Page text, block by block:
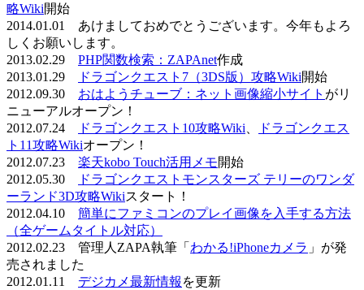
略Wiki開始
2014.01.01 あけましておめでとうございます。今年もよろ
しくお願いします。
2013.02.29 PHP関数検索：ZAPAnet作成
2013.01.29
ドラゴンクエスト7（3DS版）攻略Wiki開始
2012.09.30 おはようチューブ：ネット画像縮小サイト がリ
ニューアルオープン！
2012.07.24
ドラゴンクエスト10攻略Wiki
ドラゴンクエス
ト11攻略Wikiオープン！
2012.07.23 楽天kobo Touch活用メモ開始
2012.05.30
ドラゴンクエストモンスターズ テリーのワンダ
ーランド3D攻略Wikiスタート！
2012.04.10 簡単にファミコンのプレイ画像を入手する方法
（全ゲームタイトル対応）
2012.02.23 管理人ZAPA執筆「 わかる!iPhoneカメラ 」が発
売されました
2012.01.11 デジカメ最新情報 を更新